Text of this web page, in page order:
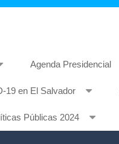
Agenda Presidencial
19 en El Salvador
Públicas 2024